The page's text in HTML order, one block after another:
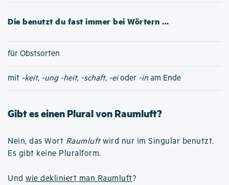
Die benutzt du fast immer bei Wörtern ...
für Obstsorten
mit -keit, -ung -heit, -schaft, -eioder -in am Ende
Gibt es einen Plural von Raumluft?
Nein, das Wort Raumluftwird nur im Singular benutzt.
Es gibt keine Pluralform.
Und wie dekliniert man Raumluft?